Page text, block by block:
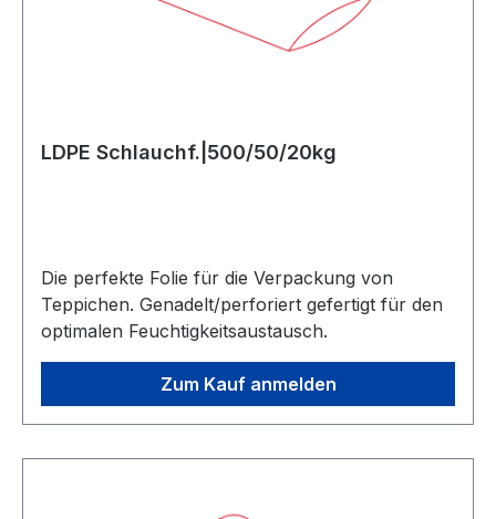
LDPE Schlauchf.|500/50/20kg
Die perfekte Folie für die Verpackung von
Teppichen. Genadelt/perforiert gefertigt für den
optimalen Feuchtigkeitsaustausch.
Zum Kauf anmelden